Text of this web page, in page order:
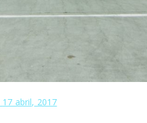
17 abril, 2017